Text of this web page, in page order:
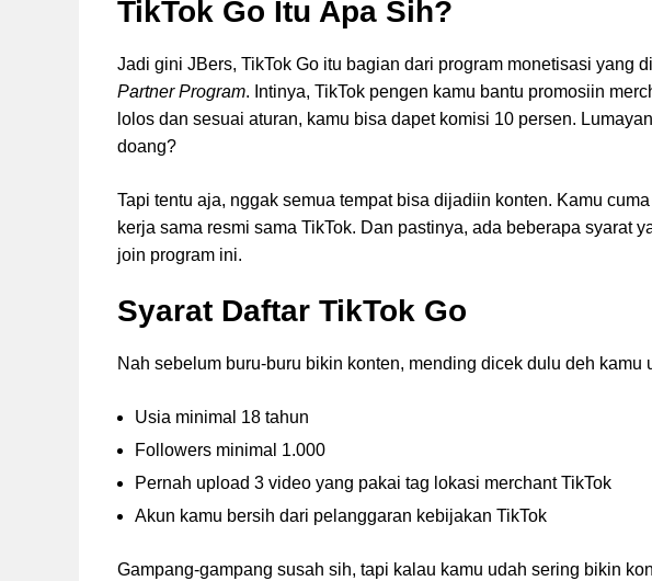
TikTok Go Itu Apa Sih?
Jadi gini JBers, TikTok Go itu bagian dari program monetisasi yang
Partner Program. Intinya, TikTok pengen kamu bantu promosiin
lolos dan sesuai aturan, kamu bisa dapet komisi 10 persen.
doang?
Tapi tentu aja, nggak semua tempat bisa dijadiin konten. Kamu
kerja sama resmi sama TikTok. Dan pastinya, ada beberapa syarat
join program ini.
Syarat Daftar TikTok Go
Nah sebelum buru-buru bikin konten, mending dicek dulu deh kamu
Usia minimal 18 tahun
Followers minimal 1.000
Pernah upload 3 video yang pakai tag lokasi merchant TikTok
Akun kamu bersih dari pelanggaran kebijakan TikTok
Gampang-gampang susah sih, tapi kalau kamu udah sering bikin